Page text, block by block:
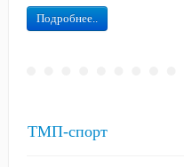
Подробнее..
ТМП-спорт